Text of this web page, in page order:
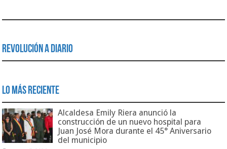
Revolución a Diario
Lo Más Reciente
Alcaldesa Emily Riera anunció la
construcción de un nuevo hospital para
Juan José Mora durante el 45° Aniversario
del municipio